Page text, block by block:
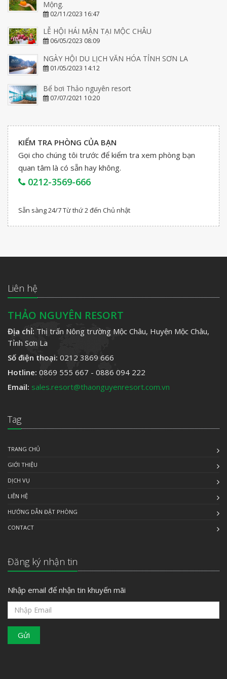
Mộng.
02/11/2023 16:47
LỄ HỘI HÁI MẬN TẠI MỘC CHÂU
06/05/2023 08:09
NGÀY HỘI DU LỊCH VĂN HÓA TỈNH SƠN LA
01/05/2023 14:12
Bể bơi Thảo nguyên resort
07/07/2021 10:20
KIỂM TRA PHÒNG CỦA BẠN
Gọi cho chúng tôi trước để kiểm tra xem phòng bạn
quan tâm là có sẵn hay không.
0212-3569-666
Sẵn sàng 24/7 Từ thứ 2 đến Chủ nhật
Liên hệ
THẢO NGUYÊN RESORT
Địa chỉ: Thị trấn Nông trường Mộc Châu, Huyện Mộc Châu,
Tỉnh Sơn La
Số điện thoại: 0212 3869 666
Hotline: 0869 555 667 - 0886 094 222
Email: sales.resort@thaonguyenresort.com.vn
Tag
TRANG CHỦ
GIỚI THIỆU
DỊCH VỤ
LIÊN HỆ
HƯỚNG DẪN ĐẶT PHÒNG
CONTACT
Đăng ký nhận tin
Nhập email để nhận tin khuyến mãi
Gửi